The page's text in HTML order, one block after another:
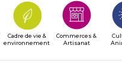
Cadre de vie &
environnement
Commerces &
Artisanat